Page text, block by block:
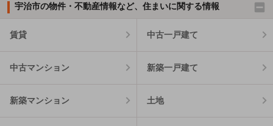
宇治市の物件・不動産情報など、住まいに関する情報
賃貸 中古一戸建て
中古マンション 新築一戸建て
新築マンション 土地